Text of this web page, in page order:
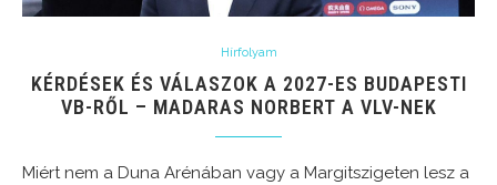
Hírfolyam
KÉRDÉSEK ÉS VÁLASZOK A 2027-ES BUDAPESTI
VB-RŐL – MADARAS NORBERT A VLV-NEK
Miért nem a Duna Arénában vagy a Margitszigeten lesz a